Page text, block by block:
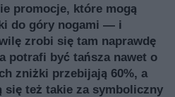
promocje, które mogą
do góry nogami — i
zrobi się tam naprawdę
potrafi być tańsza nawet o
zniżki przebijają 60%, a
też takie za symboliczny